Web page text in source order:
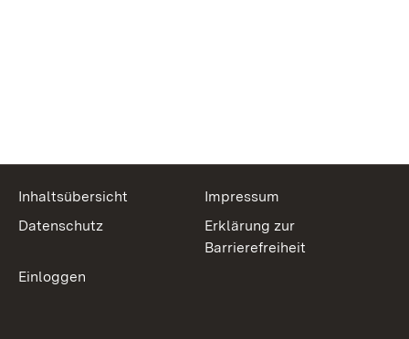
Inhaltsübersicht
Impressum
Datenschutz
Erklärung zur
Barrierefreiheit
Einloggen